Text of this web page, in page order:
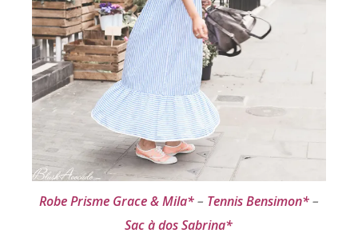
Robe Prisme Grace & Mila*– Tennis Bensimon*–
Sac à dos Sabrina*